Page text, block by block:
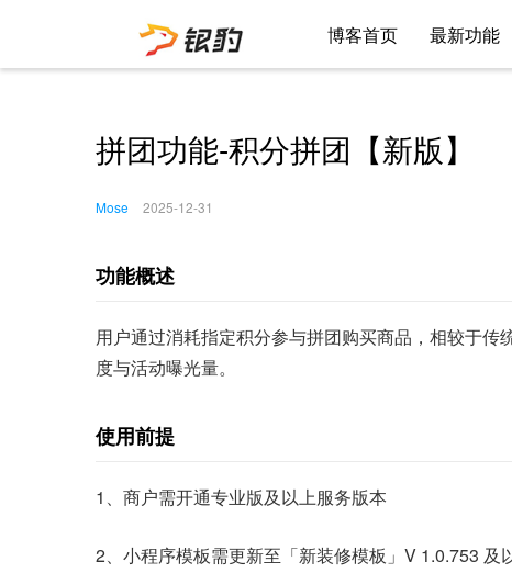
博客首页 最新功能
拼团功能-积分拼团【新版】
Mose 2025-12-31
功能概述
用户通过消耗指定积分参与拼团购买商品，相较于
度与活动曝光量。
使用前提
1、商户需开通专业版及以上服务版本
2、小程序模板需更新至「新装修模板」V 1.0.753 及